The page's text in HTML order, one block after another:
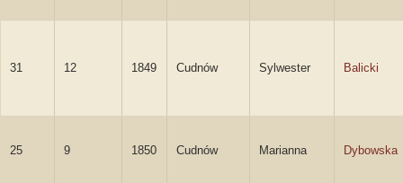
31 12 1849 Cudnów Sylwester Balicki
25 9 1850 Cudnów Marianna Dybowska